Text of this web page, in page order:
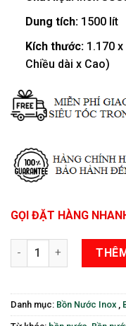
Dung tích:1500 lít
Kích thước: 1.170
Chiều dài x Cao)
GỌI ĐẶT HÀNG
Bồn Nước Inox 1500 lít
Danh mục: Bồn Nước Inox